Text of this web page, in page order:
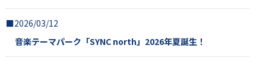
■2026/03/12
音楽テーマパーク「SYNC north」2026年夏誕生！